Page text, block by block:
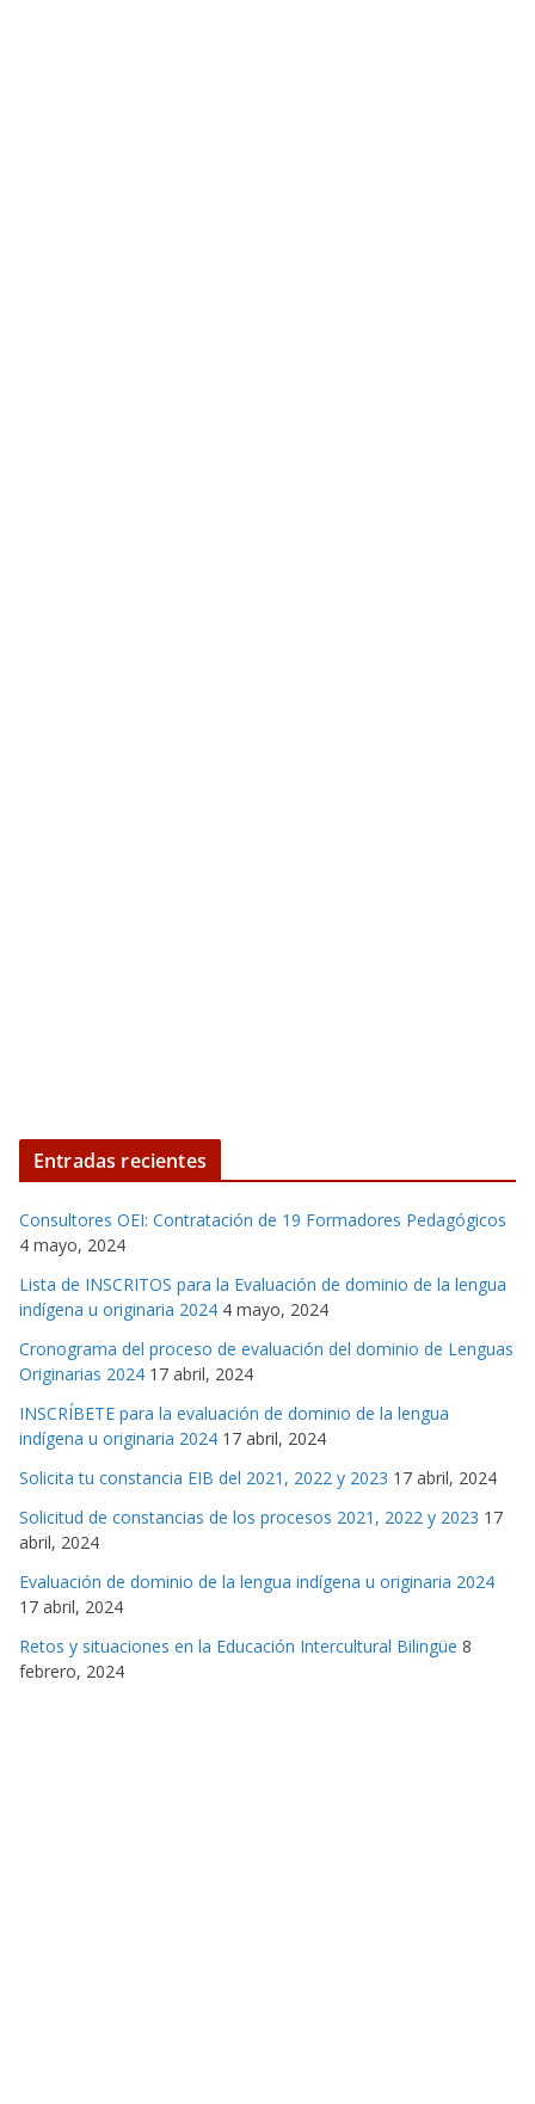
Entradas recientes
Consultores OEI: Contratación de 19 Formadores Pedagógicos
4 mayo, 2024
Lista de INSCRITOS para la Evaluación de dominio de la lengua
indígena u originaria 2024 4 mayo, 2024
Cronograma del proceso de evaluación del dominio de Lenguas
Originarias 2024 17 abril, 2024
INSCRÍBETE para la evaluación de dominio de la lengua
indígena u originaria 2024 17 abril, 2024
Solicita tu constancia EIB del 2021, 2022 y 2023 17 abril, 2024
Solicitud de constancias de los procesos 2021, 2022 y 2023 17
abril, 2024
Evaluación de dominio de la lengua indígena u originaria 2024
17 abril, 2024
Retos y situaciones en la Educación Intercultural Bilingüe 8
febrero, 2024